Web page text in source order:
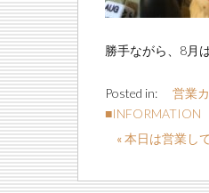
勝手ながら、8月
Posted in: 営業カ
■INFORMATION
« 本日は営業し